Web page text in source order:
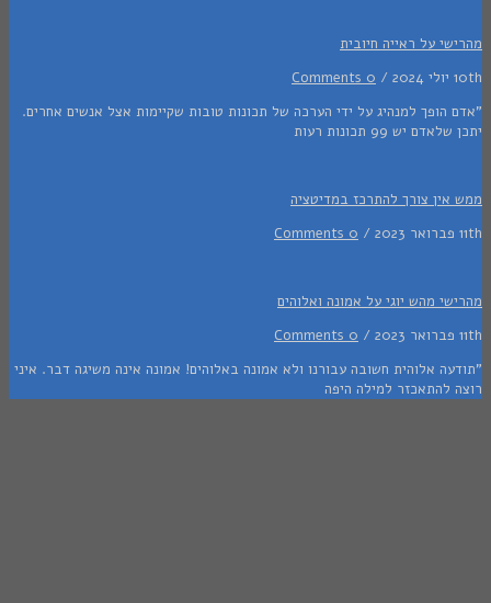
על ראייה חיובית
0 Comments
הופך למנהיג על ידי הערכה של תכונות טובות שקיימות אצל אנשים אחרים.
יש 99 תכונות רעות
צורך להתרכז במדיטציה
0 Comments
מהש יוגי על אמונה ואלוהים
0 Comments
אלוהית חשובה עבורנו ולא אמונה באלוהים! אמונה אינה משיגה דבר. איני
להתאכזר למילה היפה